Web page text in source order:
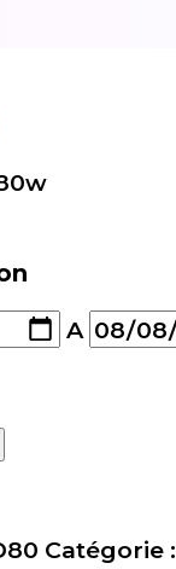
A
Catégorie :